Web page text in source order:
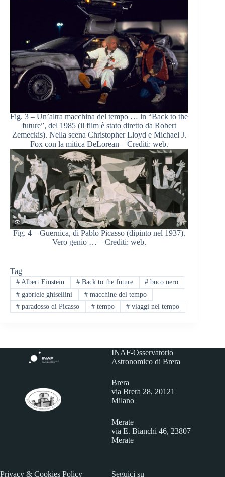
Fig. 3 – Un’altra macchina del tempo … in “Back to the
future”, del 1985 (il film è stato diretto da Robert
Zemeckis). Nella scena Christopher Lloyd e Michael J.
Fox con la mitica DeLorean – Crediti: web.
Fig. 4 – Guernica, di Pablo Picasso (dipinto nel 1937).
Vero genio … – Crediti: web.
Tag
#Albert Einstein #Back to the future # buco nero
#gabriele ghisellini #macchine del tempo
#paradosso di Picasso #tempo # viaggi nel tempo
INAF-Osservatorio
Astronomico di Brera
Brera
via Brera 28, 20121
Milano
Merate
via E. Bianchi 46, 23807
Merate
Privacy & Cookies Policy Seguici su